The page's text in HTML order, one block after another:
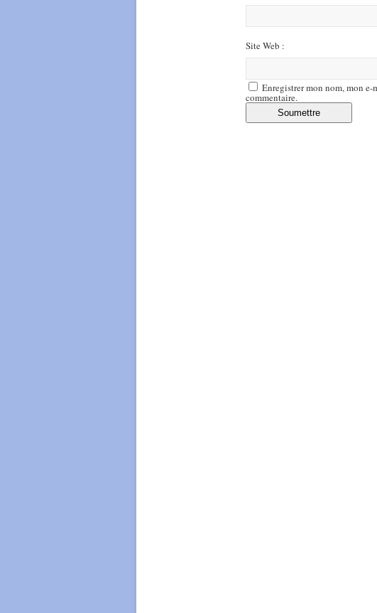
Site Web :
Enregistrer mon nom, mon
commentaire.